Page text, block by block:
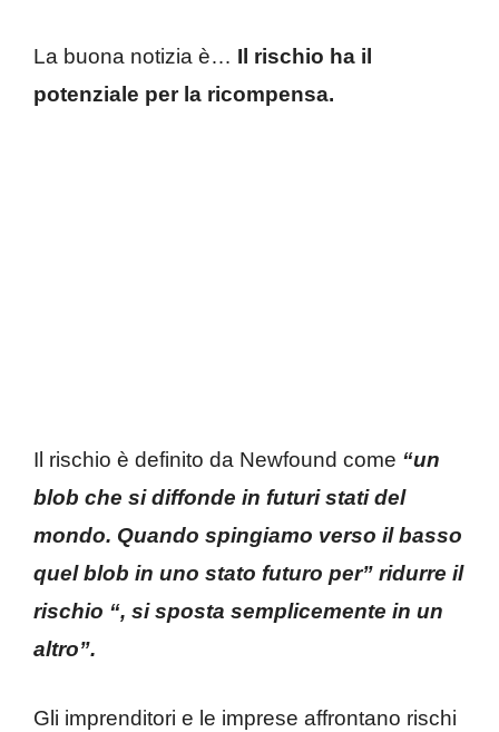
La buona notizia è… Il rischio ha il
potenziale per la ricompensa.
Il rischio è definito da Newfound come “un
blob che si diffonde in futuri stati del
mondo. Quando spingiamo verso il basso
quel blob in uno stato futuro per” ridurre il
rischio “, si sposta semplicemente in un
altro”.
Gli imprenditori e le imprese affrontano rischi